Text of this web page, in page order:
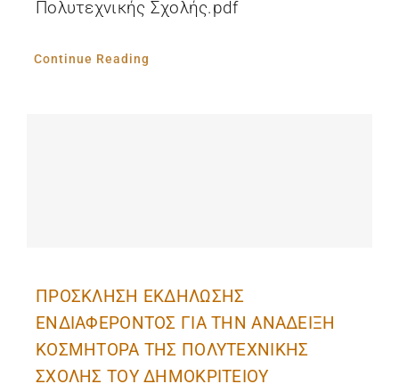
Πολυτεχνικής Σχολής.pdf
Continue Reading
ΠΡΟΣΚΛΗΣΗ ΕΚΔΗΛΩΣΗΣ
ΕΝΔΙΑΦΕΡΟΝΤΟΣ ΓΙΑ ΤΗΝ ΑΝΑΔΕΙΞΗ
ΚΟΣΜΗΤΟΡΑ ΤΗΣ ΠΟΛΥΤΕΧΝΙΚΗΣ
ΣΧΟΛΗΣ ΤΟΥ ΔΗΜΟΚΡΙΤΕΙΟΥ